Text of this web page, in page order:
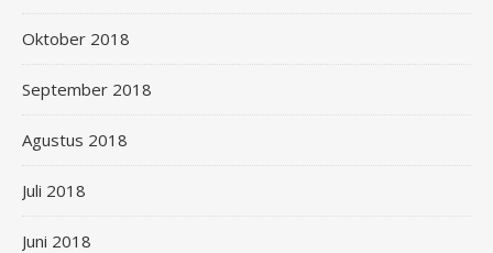
Oktober 2018
September 2018
Agustus 2018
Juli 2018
Juni 2018